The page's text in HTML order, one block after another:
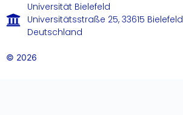
Universität Bielefeld
Universitätsstraße 25, 33615 Bielefeld
Deutschland
© 2026